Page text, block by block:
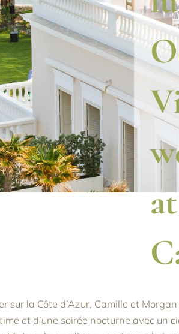
sur la Côte d’Azur, Camille et
et d’une soirée nocturne avec un